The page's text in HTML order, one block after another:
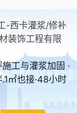
工与灌浆加固 ·
㎡也接·48小时